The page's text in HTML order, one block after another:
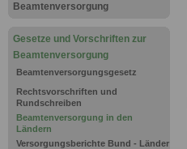
Beamtenversorgung
Gesetze und Vorschriften zur
Beamtenversorgung
Beamtenversorgungsgesetz
Rechtsvorschriften und
Rundschreiben
Beamtenversorgung in den
Ländern
Versorgungsberichte Bund - Länder